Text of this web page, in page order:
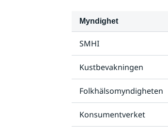
Myndighet
SMHI
Kustbevakningen
Folkhälsomyndigheten
Konsumentverket